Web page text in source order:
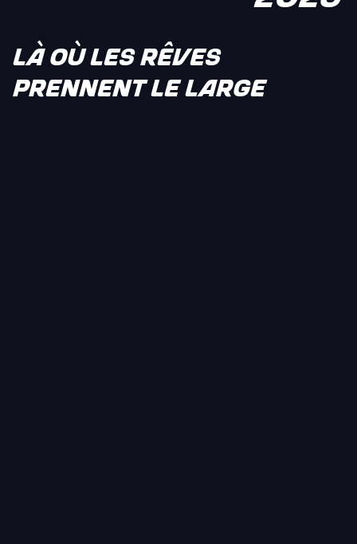
LÀ OÙ LES RÊVES
PRENNENT LE LARGE